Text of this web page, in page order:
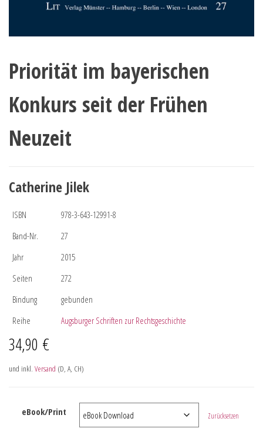
Priorität im bayerischen
Konkurs seit der Frühen
Neuzeit
Catherine Jilek
ISBN
978-3-643-12991-8
Band-Nr.
27
Jahr
2015
Seiten
272
Bindung
gebunden
Reihe
Augsburger Schriften zur Rechtsgeschichte
34,90 €
und inkl. Versand (D, A, CH)
eBook/Print Zurücksetzen